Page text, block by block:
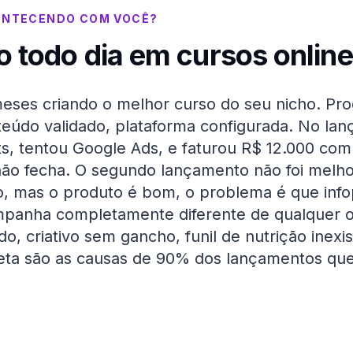
COM VOCÊ?
todo dia em cursos online
criando o melhor curso do seu nicho.
validado, plataforma configurada. No
tentou Google Ads, e faturou R$ 12.000
fecha. O segundo lançamento não foi
mas o produto é bom, o problema é que
completamente diferente de qualquer
criativo sem gancho, funil de nutrição
são as causas de 90% dos lançamentos